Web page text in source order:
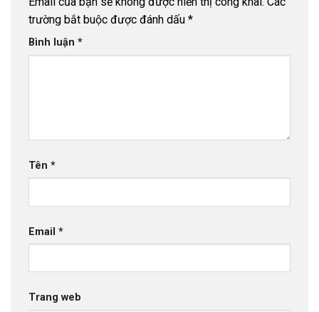
trường bắt buộc được đánh dấu *
Bình luận *
Tên *
Email *
Trang web